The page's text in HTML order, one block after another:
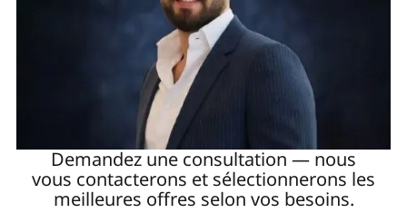
Demandez une consultation — nous
vous contacterons et sélectionnerons les
meilleures offres selon vos besoins.